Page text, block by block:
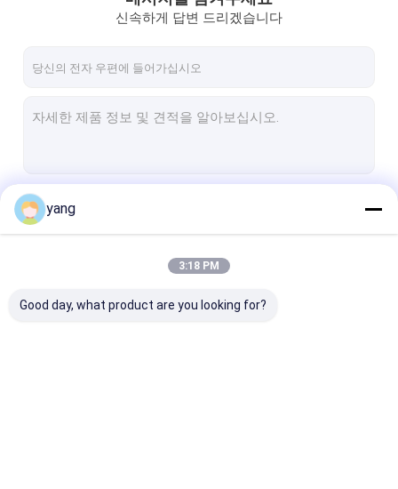
주입 주형을 떠서 만드는 마그넷
아철산염 링 마그네트
단단한 페라이트 마그넷
이방성 페라이트 마그넷
신속하게 답변 드리겠습니다
yang
3:18 PM
Good day, what product are you looking for?